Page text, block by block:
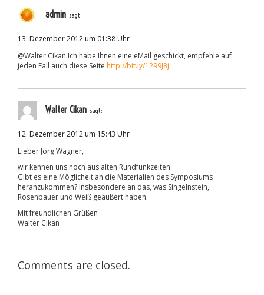
admin sagt:
13. Dezember 2012 um 01:38 Uhr
@Walter Cikan Ich habe Ihnen eine eMail geschickt, empfehle auf
jeden Fall auch diese Seite http://bit.ly/1299J8j
Walter Cikan sagt:
12. Dezember 2012 um 15:43 Uhr
Lieber Jörg Wagner,
wir kennen uns noch aus alten Rundfunkzeiten.
Gibt es eine Möglicheit an die Materialien des Symposiums
heranzukommen? Insbesondere an das, was Singelnstein,
Rosenbauer und Weiß geäußert haben.
Mit freundlichen Grüßen
Walter Cikan
Comments are closed.